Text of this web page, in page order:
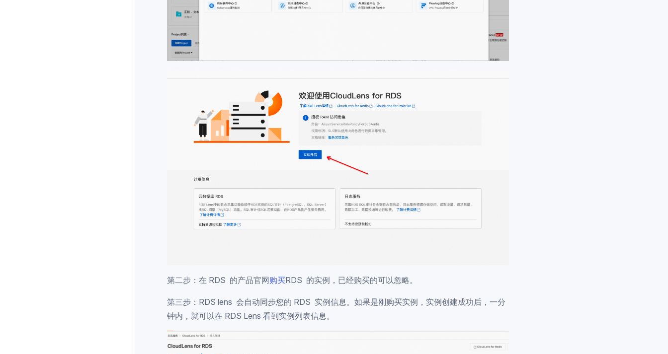
第二步：在 RDS 的产品官网购买RDS 的实例，已经购买的可以忽略。
第三步：RDS lens 会自动同步您的 RDS 实例信息。如果是刚购买实例，实例创建成功后，一分
钟内，就可以在 RDS Lens 看到实例列表信息。